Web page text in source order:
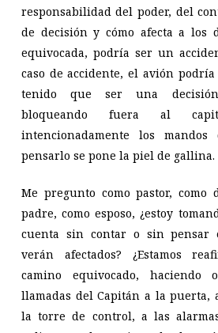
responsabilidad del poder, del
de decisión y cómo afecta a los
equivocada, podría ser un
caso de accidente, el avión podría
tenido que ser una
bloqueando fuera al
intencionadamente los
pensarlo se pone la piel de
Me pregunto como pastor, como
padre, como esposo, ¿estoy
cuenta sin contar o sin pensar
verán afectados? ¿Estamos
camino equivocado, haciendo
llamadas del Capitán a la puerta,
la torre de control, a las